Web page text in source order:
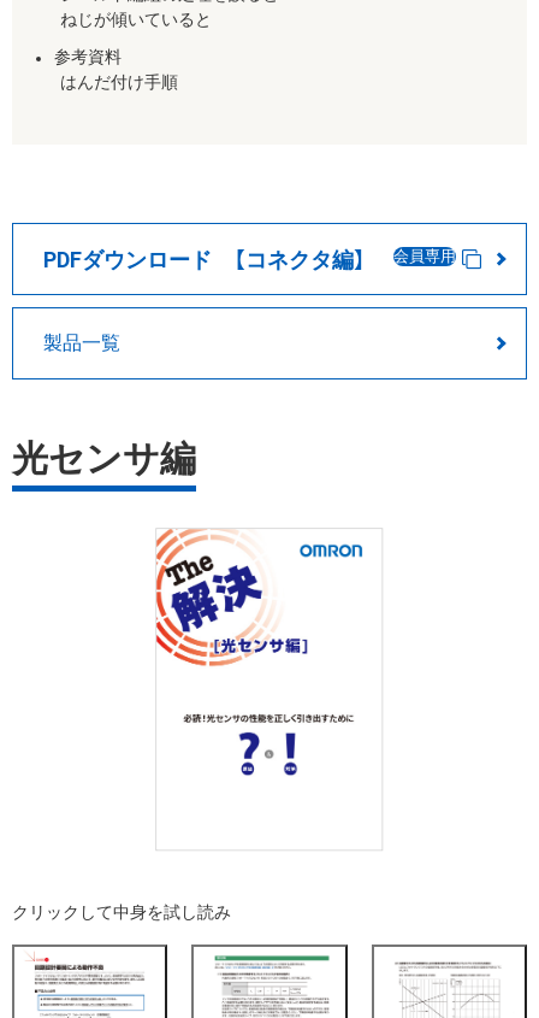
ねじが傾いていると
参考資料
はんだ付け手順
PDFダウンロード 【コネクタ編】 会員専用
製品一覧
光センサ編
クリックして中身を試し読み